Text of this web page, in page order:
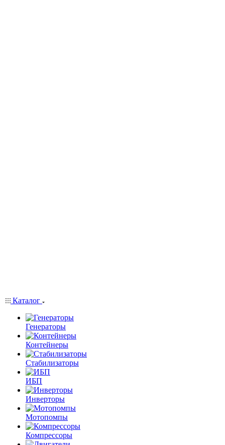
Каталог
Генераторы
Контейнеры
Стабилизаторы
ИБП
Инверторы
Мотопомпы
Компрессоры